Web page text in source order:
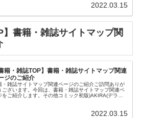
2022.03.15
】書籍・雑誌サイトマップ関
書籍・雑誌TOP】書籍・雑誌サイトマップ関連
ジのご紹介
・雑誌サイトマップ関連ページのご紹介ご訪問ありが
ございます。今回は、書籍・雑誌サイトマップ関連ペ
をご紹介します。その他コミック初版)AKIRA(デラッ
2022.03.15